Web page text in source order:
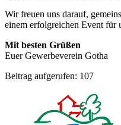
Wir freuen uns darauf,
einem erfolgreichen Event für
Mit besten Grüßen
Euer Gewerbeverein Gotha
Beitrag aufgerufen: 107